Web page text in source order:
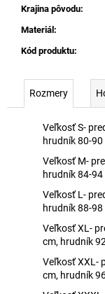
Krajina pôvodu:
Materiál :
Kód produktu:
Rozmery
Veľkosť S-
hrudník 80-
Veľkosť M-
hrudník 84-
Veľkosť L-
hrudník 88-
Veľkosť XL-
cm, hrudník
Veľkosť XXL-
cm, hrudník